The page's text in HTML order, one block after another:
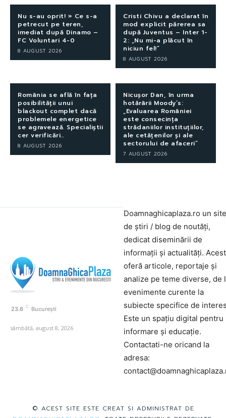
Nu s-au oprit! » Ce s-a
petrecut pe teren,
imediat după Dinamo –
FC Voluntari 4-0
8 AUGUST 2026
Cristi Chivu a declarat în
mod explicit părerea sa
după Juventus – Inter 1-
2: „Nu mi-a plăcut în
niciun fel!”
8 AUGUST 2026
România se află în fața
posibilității unui
blackout complet dacă
problemele energetice
se agravează. Specialiștii
cer verificări…
8 AUGUST 2026
Nicușor Dan, în urma
hotărârii Moody’s:
„Evaluarea României
este consecința
strădaniilor instituțiilor,
ale cetățenilor și ale
sectorului de afaceri”
7 AUGUST 2026
23.6 C București
sâmbătă, august 8, 2026
Doamnaghicaplaza.ro un site
de știri / blog de noutăți,
dedicat diseminării de
informații și actualități.
oferă articole, reportaje și
analize pe teme diverse, de
evenimente curente la
subiecte specifice de
Este un spațiu digital pentru
informare și educație.
Contactati-ne oricand la
adresa:
© ACEST SITE ESTE CREAT SI ADMINISTRAT DE